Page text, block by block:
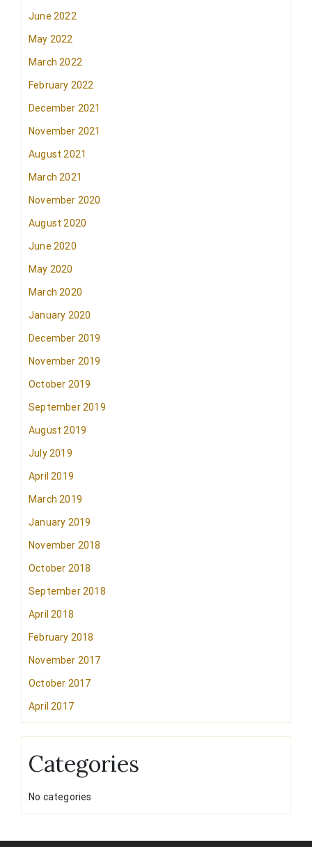
June 2022
May 2022
March 2022
February 2022
December 2021
November 2021
August 2021
March 2021
November 2020
August 2020
June 2020
May 2020
March 2020
January 2020
December 2019
November 2019
October 2019
September 2019
August 2019
July 2019
April 2019
March 2019
January 2019
November 2018
October 2018
September 2018
April 2018
February 2018
November 2017
October 2017
April 2017
Categories
No categories